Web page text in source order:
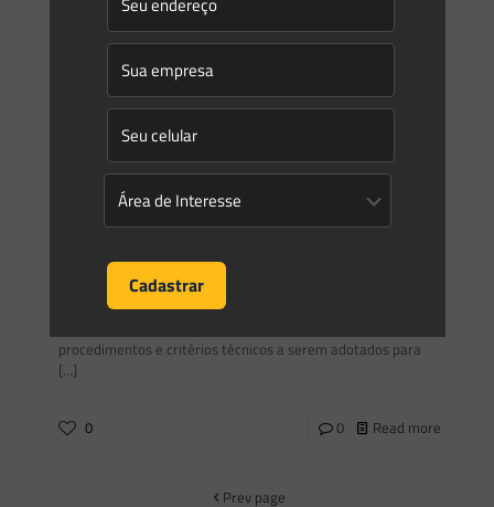
INSTITUTO ÁGUA E TERRA INSTRUÇÃO NORMATIVA IAT No
58, DE 30 DE JUNHO DE 2025 Súmula: Atribuições dos
gestores das Unidades de Conservação.[…]
0 Read more
Novidades | Âmbito estadual: Paraná
INSTITUTO ÁGUA E TERRA INSTRUÇÃO NORMATIVA IAT No
procedimentos e critérios técnicos a serem adotados para
[…]
0 0 Read more
Prev page